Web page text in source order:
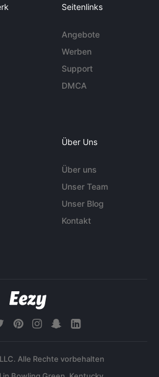
Seitenlinks
Angebote
Werben
Support
DMCA
Über Uns
Über uns
Unser Team
Unser Blog
Kontakt
Alle Rechte vorbehalten